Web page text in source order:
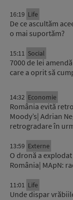
16:19 Life
De ce ascultăm
o mai suportăm?
15:11 Social
7000 de lei
care a oprit să
14:32 Economie
România evită
Moody’s| Adrian
retrogradare în
13:59 Externe
O dronă a
România| MApN:
11:01 Life
Unde dispar